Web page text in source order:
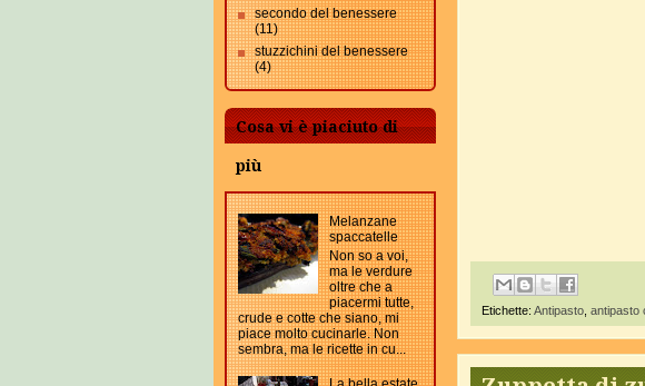
secondo del benessere
(11)
stuzzichini del benessere
(4)
Cosa vi è piaciuto di
più
Melanzane
spaccatelle
Non so a voi,
ma le verdure
oltre che a
piacermi tutte,
crude e cotte che siano, mi
piace molto cucinarle. Non
sembra, ma le ricette in cu...
Etichette: Antipasto antipasto